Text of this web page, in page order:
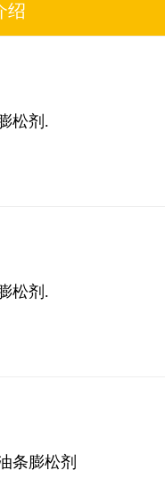
绍
松剂.
松剂.
条膨松剂